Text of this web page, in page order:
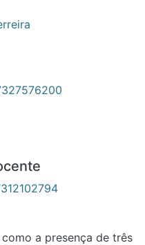
a presença de três
nas células. A